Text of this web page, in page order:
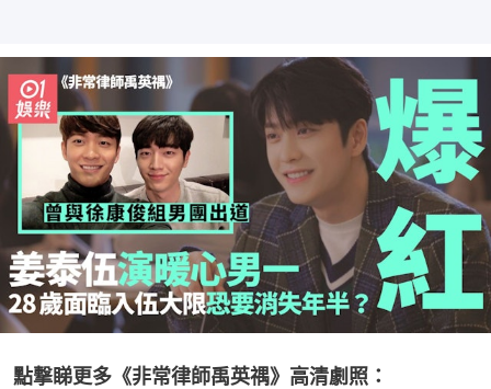
點撃睇更多《非常律師禹英禑》高清劇照：